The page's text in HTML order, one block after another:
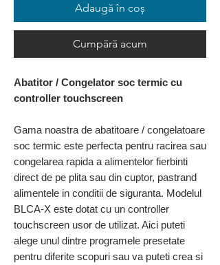
Adaugă în coș
Cumpără acum
Abatitor / Congelator soc termic cu
controller touchscreen
Gama noastra de abatitoare / congelatoare
soc termic este perfecta pentru racirea sau
congelarea rapida a alimentelor fierbinti
direct de pe plita sau din cuptor, pastrand
alimentele in conditii de siguranta. Modelul
BLCA-X este dotat cu un controller
touchscreen usor de utilizat. Aici puteti
alege unul dintre programele presetate
pentru diferite scopuri sau va puteti crea si